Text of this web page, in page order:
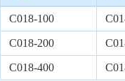
C018-100
C018-200
C018-400